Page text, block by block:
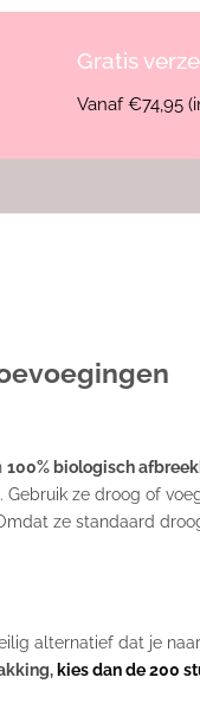
Gratis
Vanaf €74,95
100% biologisch
ze droog of
ze standaard
alternatief dat je
kies dan de 200